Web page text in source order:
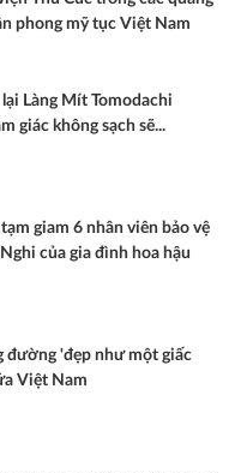
phong mỹ tục Việt Nam
Làng Mít Tomodachi
giác không sạch sẽ...
giam 6 nhân viên bảo vệ
của gia đình hoa hậu
đường 'đẹp như một giấc
Việt Nam